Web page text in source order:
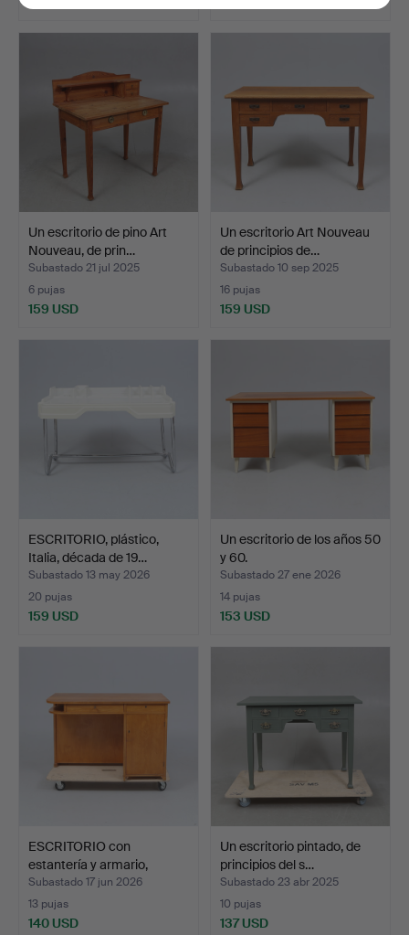
Un escritorio de pino Art
Nouveau, de prin…
Subastado 21 jul 2025
6 pujas
159 USD
Un escritorio Art Nouveau
de principios de…
Subastado 10 sep 2025
16 pujas
159 USD
ESCRITORIO, plástico,
Italia, década de 19…
Subastado 13 may 2026
20 pujas
159 USD
Un escritorio de los años 50
y 60.
Subastado 27 ene 2026
14 pujas
153 USD
ESCRITORIO con
estantería y armario,
décad…
Subastado 17 jun 2026
13 pujas
140 USD
Un escritorio pintado, de
principios del s…
Subastado 23 abr 2025
10 pujas
137 USD